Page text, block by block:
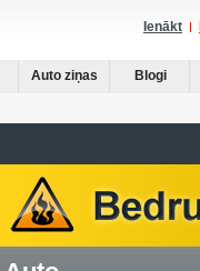
Ienākt
Auto ziņas Blogi